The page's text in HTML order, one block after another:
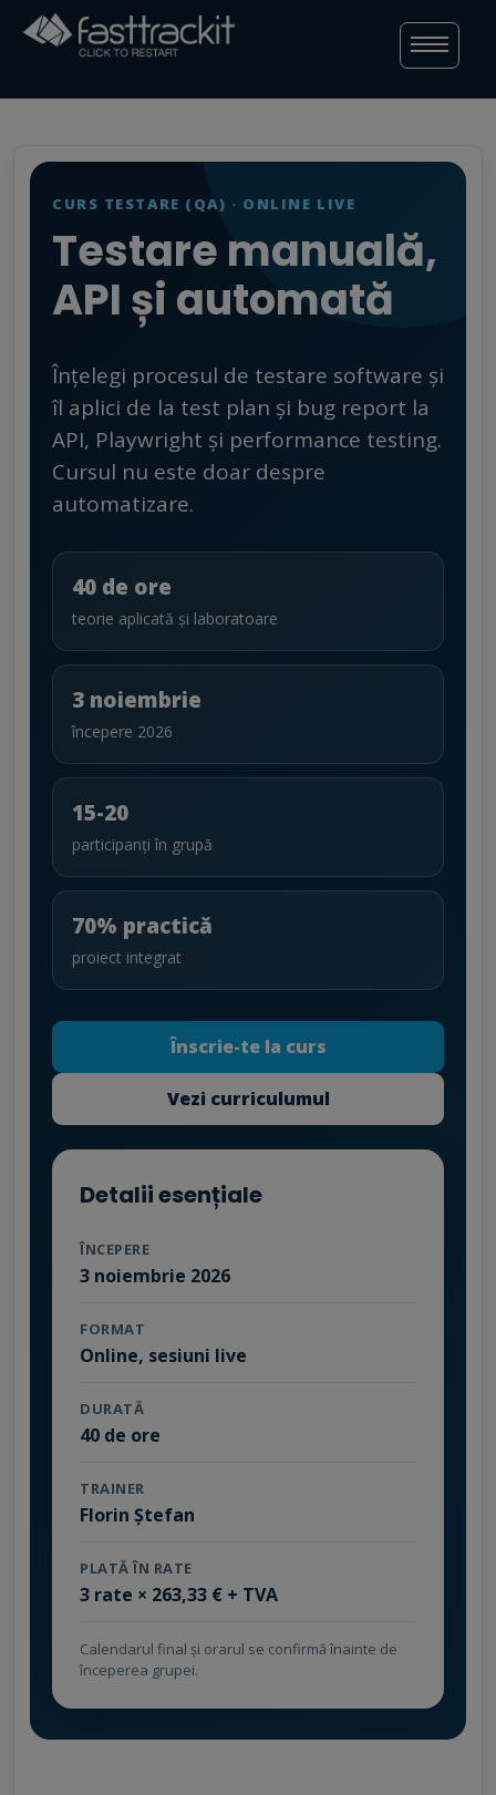
content
CURS TESTARE (QA) · ONLINE LIVE
Testare manuală,
API și automată
Înțelegi procesul de testare software și
îl aplici de la test plan și bug report la
API, Playwright și performance testing.
Cursul nu este doar despre
automatizare.
40 de ore
teorie aplicată și laboratoare
3 noiembrie
începere 2026
15-20
participanți în grupă
70% practică
proiect integrat
Înscrie-te la curs
Vezi curriculumul
Detalii esențiale
ÎNCEPERE
3 noiembrie 2026
FORMAT
Online, sesiuni live
DURATĂ
40 de ore
TRAINER
Florin Ștefan
PLATĂ ÎN RATE
3 rate × 263,33 € + TVA
Calendarul final și orarul se confirmă înainte de
începerea grupei.